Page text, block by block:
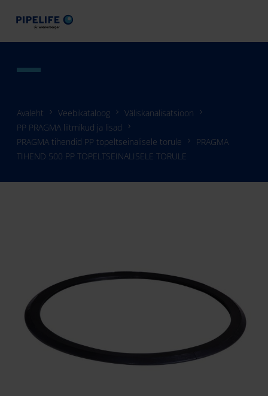
Avaleht Veebikataloog
Väliskanalisatsioon
PP PRAGMA liitmikud ja lisad
PRAGMA tihendid PP topeltseinalisele torule
PRAGMA
TIHEND 500 PP TOPELTSEINALISELE TORULE